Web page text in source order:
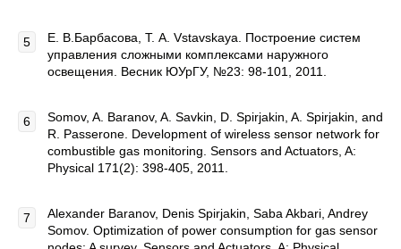
Е. В.Барбасова, Т. А. Vstavskaya. Построение систем
управления сложными комплексами наружного
освещения. Весник ЮУрГУ, №23: 98-101, 2011.
Somov, A. Baranov, A. Savkin, D. Spirjakin, A. Spirjakin, and
R. Passerone. Development of wireless sensor network for
combustible gas monitoring. Sensors and Actuators, A:
Physical 171(2): 398-405, 2011.
Alexander Baranov, Denis Spirjakin, Saba Akbari, Andrey
Somov. Optimization of power consumption for gas sensor